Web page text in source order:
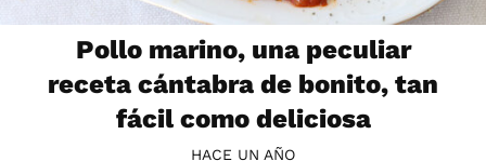
Pollo marino, una peculiar
receta cántabra de bonito, tan
fácil como deliciosa
HACE UN AÑO